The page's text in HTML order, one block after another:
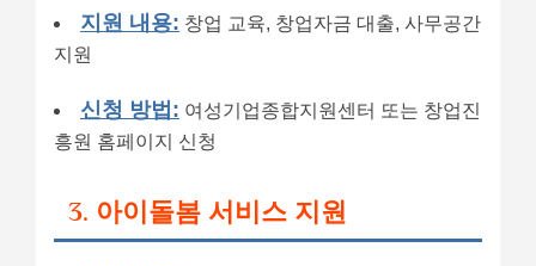
지원 내용: 창업 교육, 창업자금 대출, 사무공간
지원
신청 방법: 여성기업종합지원센터 또는 창업진
흥원 홈페이지 신청
3. 아이돌봄 서비스 지원